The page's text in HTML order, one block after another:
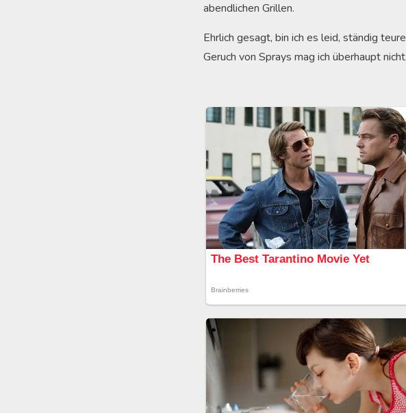
abendlichen Grillen.
Ehrlich gesagt, bin ich es leid, ständig
Geruch von Sprays mag ich überhaupt nicht.